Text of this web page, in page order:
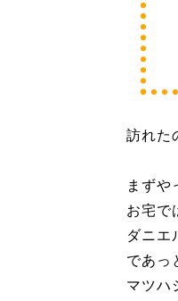
訪れた
まずや
お宅で
ダニエ
であっ
マツハ